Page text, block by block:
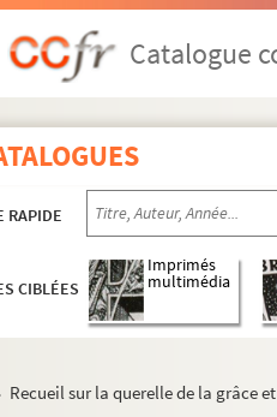
Catalogue
RAPIDE
CIBLÉES
Imprimés
multimédia
Recueil sur la querelle de la grâce